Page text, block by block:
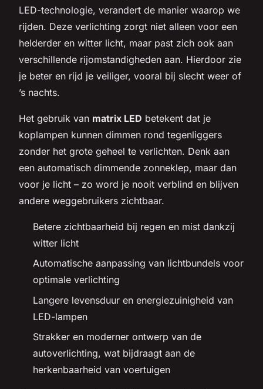
LED-technologie, verandert de manier waarop we
rijden. Deze verlichting zorgt niet alleen voor een
helderder en witter licht, maar past zich ook aan
verschillende rijomstandigheden aan. Hierdoor zie
je beter en rijd je veiliger, vooral bij slecht weer of
’s nachts.
Het gebruik van matrix LED betekent dat je
koplampen kunnen dimmen rond tegenliggers
zonder het grote geheel te verlichten. Denk aan
een automatisch dimmende zonneklep, maar dan
voor je licht – zo word je nooit verblind en blijven
andere weggebruikers zichtbaar.
Betere zichtbaarheid bij regen en mist dankzij
witter licht
Automatische aanpassing van lichtbundels voor
optimale verlichting
Langere levensduur en energiezuinigheid van
LED-lampen
Strakker en moderner ontwerp van de
autoverlichting, wat bijdraagt aan de
herkenbaarheid van voertuigen